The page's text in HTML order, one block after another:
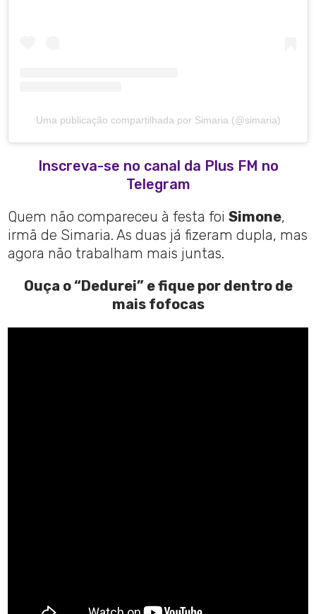
Uma publicação compartilhada por Simaria (@simaria)
Inscreva-se no canal da Plus FM no
Telegram
Quem não compareceu à festa foiSimone,
irmã de Simaria. As duas já fizeram dupla, mas
agora não trabalham mais juntas.
Ouça o “Dedurei” e fique por dentro de
mais fofocas